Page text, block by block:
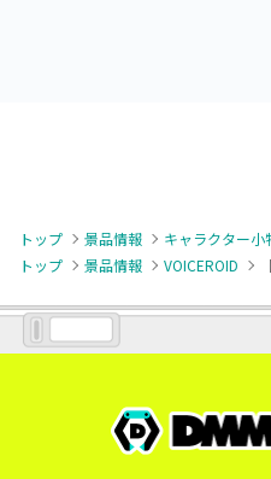
トップ 景品情報 キャラクター小
トップ
景品情報 VOICEROID